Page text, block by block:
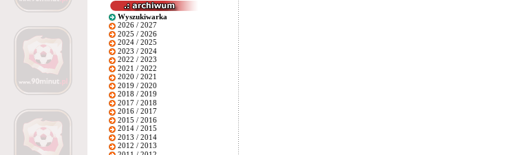
Wyszukiwarka
2026 / 2027
2025 / 2026
2024 / 2025
2023 / 2024
2022 / 2023
2021 / 2022
2020 / 2021
2019 / 2020
2018 / 2019
2017 / 2018
2016 / 2017
2015 / 2016
2014 / 2015
2013 / 2014
2012 / 2013